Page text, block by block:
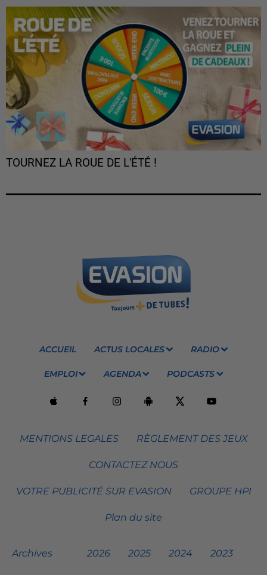
TOURNEZ LA ROUE DE L'ÉTÉ !
ACCUEIL ACTUS LOCALES RADIO
EMPLOI AGENDA PODCASTS
MENTIONS LEGALES RÈGLEMENT DES JEUX
CONTACTEZ NOUS
VOTRE PUBLICITÉ SUR EVASION GROUPE HPI
Plan du site
Archives 2026 2025 2024 2023